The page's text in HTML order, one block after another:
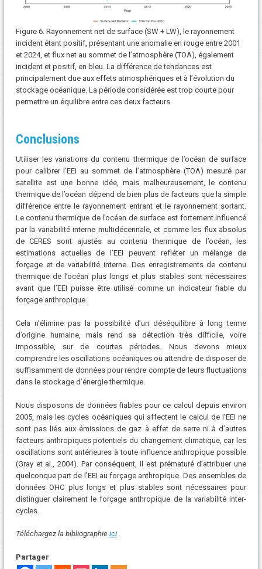
Figure 6. Rayonnement net de surface (SW + LW), le rayonnement
incident étant positif, présentant une anomalie en rouge entre 2001
et 2024, et flux net au sommet de l’atmosphère (TOA), également
incident et positif, en bleu. La différence de tendances est
principalement due aux effets atmosphériques et à l’évolution du
stockage océanique. La période considérée est trop courte pour
permettre un équilibre entre ces deux facteurs.
Conclusions
Utiliser les variations du contenu thermique de l’océan de surface
pour calibrer l’EEI au sommet de l’atmosphère (TOA) mesuré par
satellite est une bonne idée, mais malheureusement, le contenu
thermique de l’océan dépend de bien plus de facteurs que la simple
différence entre le rayonnement entrant et le rayonnement sortant.
Le contenu thermique de l’océan de surface est fortement influencé
par la variabilité interne multidécennale, et comme les flux absolus
de CERES sont ajustés au contenu thermique de l’océan, les
estimations actuelles de l’EEI peuvent refléter un mélange de
forçage et de variabilité interne. Des enregistrements de contenu
thermique de l’océan plus longs et plus stables sont nécessaires
avant que l’EEI puisse être utilisé comme un indicateur fiable du
forçage anthropique.
Cela n’élimine pas la possibilité d’un déséquilibre à long terme
d’origine humaine, mais rend sa détection très difficile, voire
impossible, sur de courtes périodes. Nous devons mieux
comprendre les oscillations océaniques ou attendre de disposer de
suffisamment de données pour rendre compte de leurs fluctuations
dans le stockage d’énergie thermique.
Nous disposons de données fiables pour ce calcul depuis environ
2005, mais les cycles océaniques qui affectent le calcul de l’EEI ne
sont pas liés aux émissions de gaz à effet de serre ni à d’autres
facteurs anthropiques potentiels du changement climatique, car les
oscillations sont antérieures à toute influence anthropique possible
(Gray et al., 2004). Par conséquent, il est prématuré d’attribuer une
quelconque part de l’EEI au forçage anthropique. Des ensembles de
données OHC plus longs et plus stables sont nécessaires pour
distinguer clairement le forçage anthropique de la variabilité inter-
cycles.
Téléchargez la bibliographie ici.
Partager